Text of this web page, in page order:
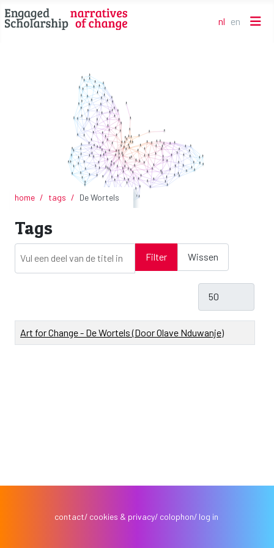
Selecteer de
nl en
home tags De Wortels
Tags
Vul een deel van de titel in
Filter Wissen
Titel
Art for Change - De Wortels (Door Olave Nduwanje)
contact cookies & privacy colophon log in